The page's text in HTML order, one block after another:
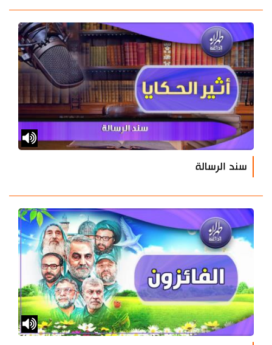
سند الرسالة